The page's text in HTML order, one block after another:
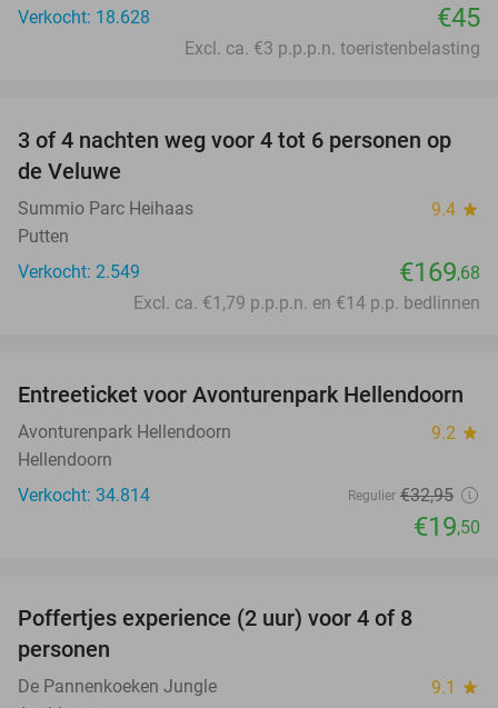
Verkocht: 18.628
€45
Excl. ca. €3 p.p.p.n. toeristenbelasting
3 of 4 nachten weg voor 4 tot 6 personen op
de Veluwe
Summio Parc Heihaas 9.4 star
Putten
Verkocht: 2.549
€169,68
Excl. ca. €1,79 p.p.p.n. en €14 p.p. bedlinnen
41%
Entreeticket voor Avonturenpark Hellendoorn
Avonturenpark Hellendoorn 9.2 star
Hellendoorn
Verkocht: 34.814
Regulier €32,95
€19,50
Poffertjes experience (2 uur) voor 4 of 8
personen
De Pannenkoeken Jungle 9.1 star